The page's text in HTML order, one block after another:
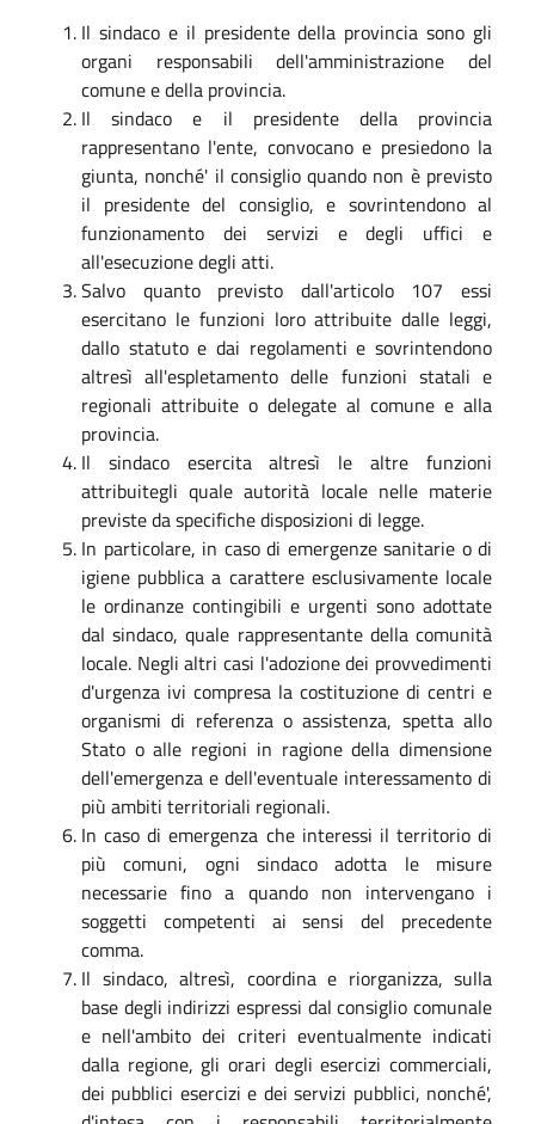
Il sindaco e il presidente della provincia sono gli
organi responsabili dell'amministrazione del
comune e della provincia.
Il sindaco e il presidente della provincia
rappresentano l'ente, convocano e presiedono la
giunta, nonché' il consiglio quando non è previsto
il presidente del consiglio, e sovrintendono al
funzionamento dei servizi e degli uffici e
all'esecuzione degli atti.
Salvo quanto previsto dall'articolo 107 essi
esercitano le funzioni loro attribuite dalle leggi,
dallo statuto e dai regolamenti e sovrintendono
altresì all'espletamento delle funzioni statali e
regionali attribuite o delegate al comune e alla
provincia.
Il sindaco esercita altresì le altre funzioni
attribuitegli quale autorità locale nelle materie
previste da specifiche disposizioni di legge.
In particolare, in caso di emergenze sanitarie o di
igiene pubblica a carattere esclusivamente locale
le ordinanze contingibili e urgenti sono adottate
dal sindaco, quale rappresentante della comunità
locale. Negli altri casi l'adozione dei provvedimenti
d'urgenza ivi compresa la costituzione di centri e
organismi di referenza o assistenza, spetta allo
Stato o alle regioni in ragione della dimensione
dell'emergenza e dell'eventuale interessamento di
più ambiti territoriali regionali.
In caso di emergenza che interessi il territorio di
più comuni, ogni sindaco adotta le misure
necessarie fino a quando non intervengano i
soggetti competenti ai sensi del precedente
comma.
Il sindaco, altresì, coordina e riorganizza, sulla
base degli indirizzi espressi dal consiglio comunale
e nell'ambito dei criteri eventualmente indicati
dalla regione, gli orari degli esercizi commerciali,
dei pubblici esercizi e dei servizi pubblici, nonché',